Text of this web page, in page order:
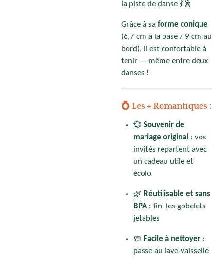
la piste de danse 💃🕺
Grâce à sa forme conique
(6,7 cm à la base / 9 cm au
bord), il est confortable à
tenir — même entre deux
danses !
💍 Les + Romantiques :
💞 Souvenir de
mariage original : vos
invités repartent avec
un cadeau utile et
écolo
🌿 Réutilisable et sans
BPA: fini les gobelets
jetables
🧼 Facile à nettoyer :
passe au lave-vaisselle